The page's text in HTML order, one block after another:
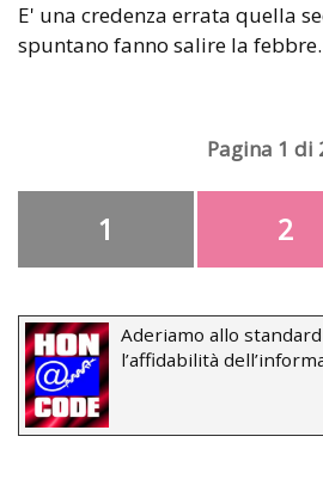
E' una credenza errata quella
spuntano fanno salire la febbre.
Pagina 1 di
1 2
Aderiamo allo
l’affidabilità